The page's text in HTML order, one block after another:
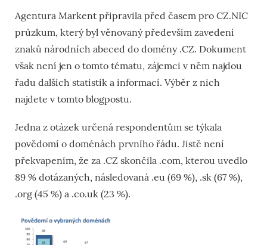
Agentura Markent připravila před časem pro CZ.NIC
průzkum, který byl věnovaný především zavedení
znaků národních abeced do domény .CZ. Dokument
však není jen o tomto tématu, zájemci v něm najdou
řadu dalších statistik a informací. Výběr z nich
najdete v tomto blogpostu.
Jedna z otázek určená respondentům se týkala
povědomí o doménách prvního řádu. Jistě není
překvapením, že za .CZ skončila .com, kterou uvedlo
89 % dotázaných, následovaná .eu (69 %), .sk (67 %),
.org (45 %) a .co.uk (23 %).